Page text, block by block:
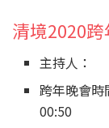
清境2020
主持人：
跨年晚會
00:50